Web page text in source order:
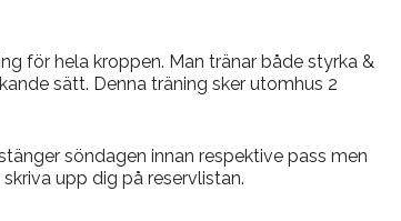
för hela kroppen. Man tränar både styrka &
sätt. Denna träning sker utomhus 2
söndagen innan respektive pass men
upp dig på reservlistan.